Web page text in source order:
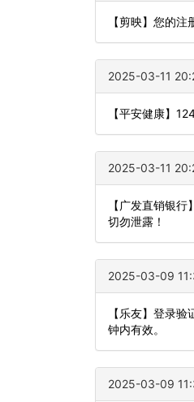
【剪映】您的
2025-03-11
【平安健康】
2025-03-11
【广发直销银
切勿泄露！
2025-03-09
【乐友】登录
钟内有效。
2025-03-09